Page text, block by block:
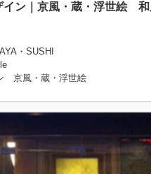
ン｜京風・蔵・浮世絵
・SUSHI
京風・蔵・浮世絵